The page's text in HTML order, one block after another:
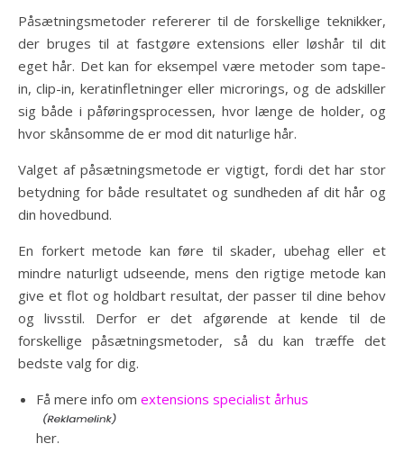
Påsætningsmetoder refererer til de forskellige teknikker,
der bruges til at fastgøre extensions eller løshår til dit
eget hår. Det kan for eksempel være metoder som tape-
in, clip-in, keratinfletninger eller microrings, og de adskiller
sig både i påføringsprocessen, hvor længe de holder, og
hvor skånsomme de er mod dit naturlige hår.
Valget af påsætningsmetode er vigtigt, fordi det har stor
betydning for både resultatet og sundheden af dit hår og
din hovedbund.
En forkert metode kan føre til skader, ubehag eller et
mindre naturligt udseende, mens den rigtige metode kan
give et flot og holdbart resultat, der passer til dine behov
og livsstil. Derfor er det afgørende at kende til de
forskellige påsætningsmetoder, så du kan træffe det
bedste valg for dig.
Få mere info om extensions specialist århus
her.